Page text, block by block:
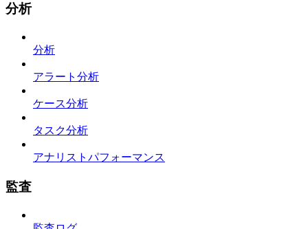
分析
分析
アラート分析
ケース分析
タスク分析
アナリストパフォーマンス
監査